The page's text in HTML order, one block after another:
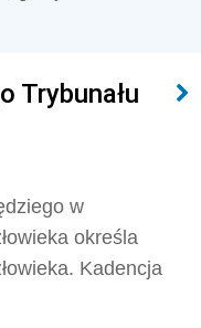
Trybunału
w
określa
Kadencja